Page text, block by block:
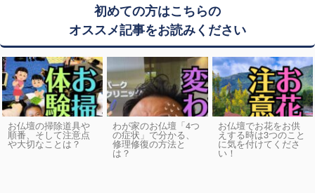
初めての方はこちらの
オススメ記事をお読みください
お仏壇の掃除道具や
順番、そして注意点
や大切なことは？
わが家のお仏壇「4つ
の症状」で分かる、
修理修復の方法と
は？
お仏壇でお花をお供
えする時は3つのこと
に気を付けてくださ
い！